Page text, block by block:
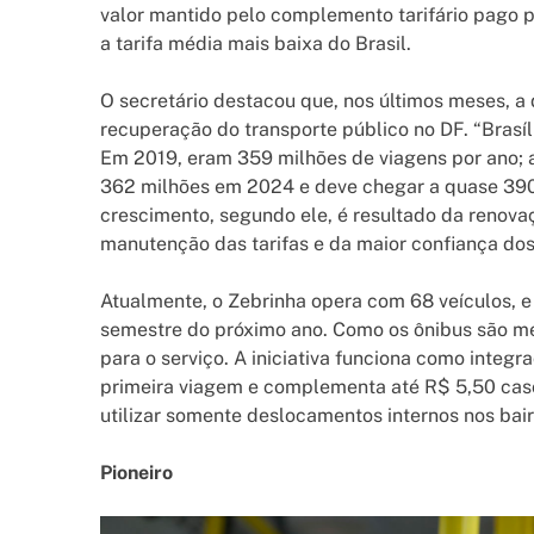
valor mantido pelo complemento tarifário pago
a tarifa média mais baixa do Brasil.
O secretário destacou que, nos últimos meses,
recuperação do transporte público no DF.
Em 2019, eram 359 milhões de viagens por
362 milhões em 2024 e deve chegar a quase
crescimento, segundo ele, é resultado da
manutenção das tarifas e da maior confiança
Atualmente, o Zebrinha opera com 68 veículos,
semestre do próximo ano. Como os ônibus são
para o serviço. A iniciativa funciona como
primeira viagem e complementa até R$ 5,50
utilizar somente deslocamentos internos nos
Pioneiro